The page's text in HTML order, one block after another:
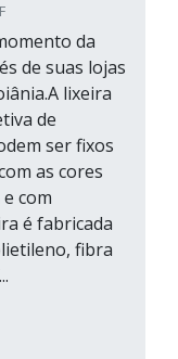
da
de suas lojas
lixeira
de
ser fixos
as cores
com
é fabricada
fibra